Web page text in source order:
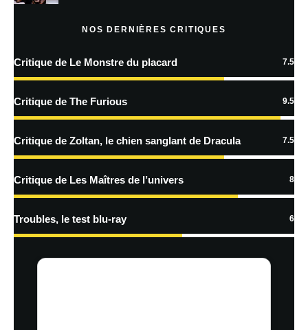
Prévenez-moi de tous les nouveaux articles par e-mail.
En savoir
traitées
NOS DERNIÈRES CRITIQUES
Critique de Le Monstre du placard 7.5
Critique de The Furious 9.5
Critique de Zoltan, le chien sanglant de Dracula 7.5
Critique de Les Maîtres de l’univers 8
Troubles, le test blu-ray 6